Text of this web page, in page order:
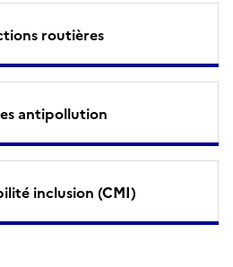
routières
antipollution
inclusion (CMI)